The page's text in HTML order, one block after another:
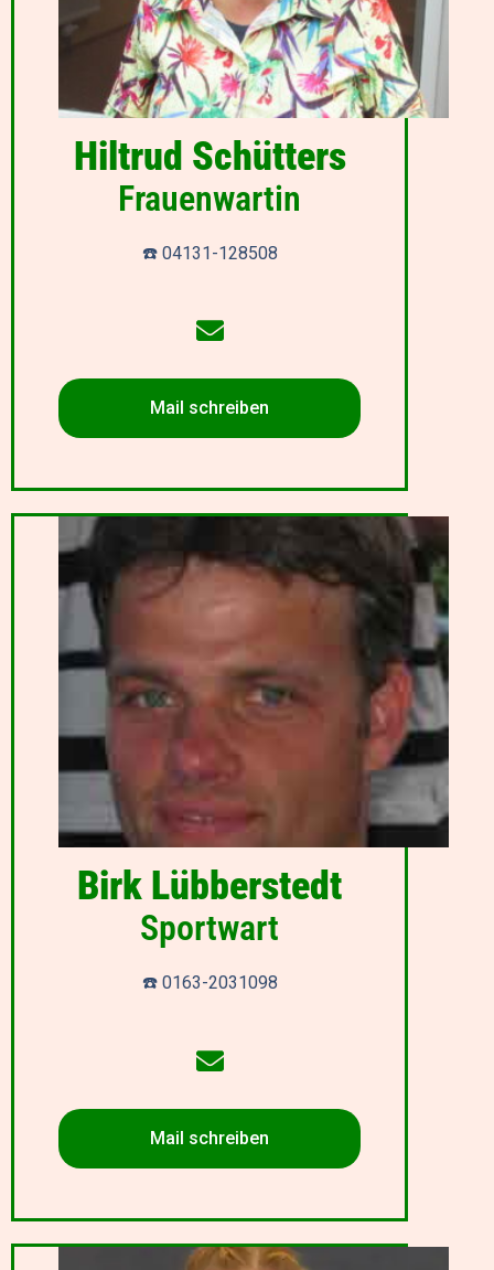
Hiltrud Schütters
Frauenwartin
☎️ 04131-128508
Mail schreiben
Birk Lübberstedt
Sportwart
☎️ 0163-2031098
Mail schreiben